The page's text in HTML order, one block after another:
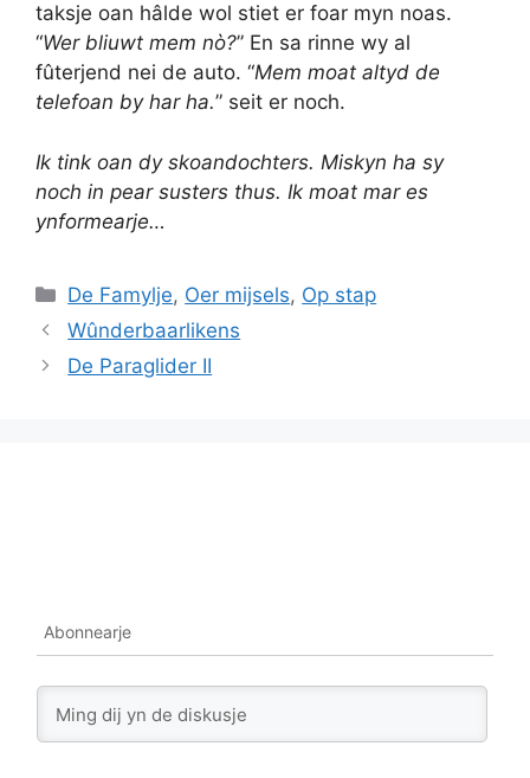
taksje oan hâlde wol stiet er foar myn noas.
“Wer bliuwt mem nò?” En sa rinne wy al
fûterjend nei de auto. “Mem moat altyd de
telefoan by har ha.” seit er noch.
Ik tink oan dy skoandochters. Miskyn ha sy
noch in pear susters thus. Ik moat mar es
ynformearje…
Categories
De Famylje, Oer mijsels, Op stap
Wûnderbaarlikens
De Paraglider II
Abonnearje